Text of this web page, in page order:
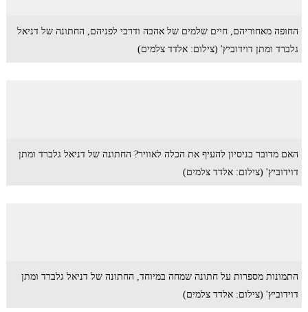
החופה מאחוריהם, חיים שלמים של אהבה ודרבי לפניהם, החתונה של דניאל
גלברד ומתן דוידוביץ' (צילום: אלדד צלמים)
האם מדובר בניסיון להעיף את הכלה לאוויר? החתונה של דניאל גלברד ומתן
דוידוביץ' (צילום: אלדד צלמים)
התמונות מספרות על חתונה שמחה במיוחד, החתונה של דניאל גלברד ומתן
דוידוביץ' (צילום: אלדד צלמים)